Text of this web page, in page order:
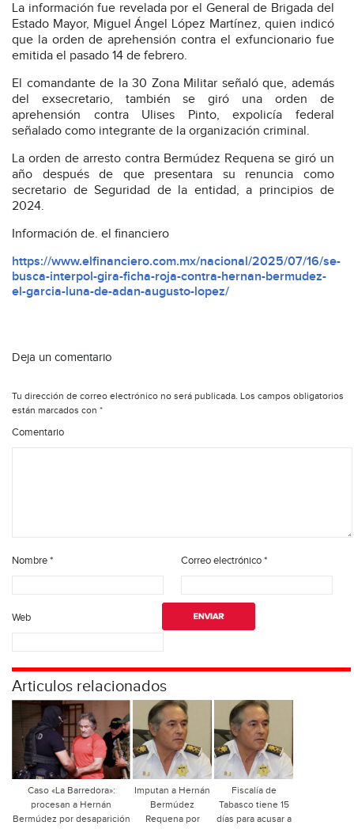
La información fue revelada por el General de Brigada del
Estado Mayor, Miguel Ángel López Martínez, quien indicó
que la orden de aprehensión contra el exfuncionario fue
emitida el pasado 14 de febrero.
El comandante de la 30 Zona Militar señaló que, además
del exsecretario, también se giró una orden de
aprehensión contra Ulises Pinto, expolicía federal
señalado como integrante de la organización criminal.
La orden de arresto contra Bermúdez Requena se giró un
año después de que presentara su renuncia como
secretario de Seguridad de la entidad, a principios de
2024.
Información de. el financiero
https://www.elfinanciero.com.mx/nacional/2025/07/16/se-
busca-interpol-gira-ficha-roja-contra-hernan-bermudez-
el-garcia-luna-de-adan-augusto-lopez/
Deja un comentario
Tu dirección de correo electrónico no será publicada. Los campos obligatorios
están marcados con *
Comentario
Nombre* Correo electrónico*
Web
Articulos relacionados
Caso «La Barredora»:
procesan a Hernán
Bermúdez por desaparición
Imputan a Hernán
Bermúdez
Requena por
Fiscalía de
Tabasco tiene 15
días para acusar a